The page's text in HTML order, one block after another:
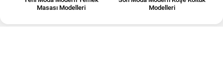
Masası Modelleri
Modelleri